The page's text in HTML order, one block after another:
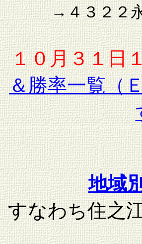
→４３２２
１０月３１日
＆勝率一覧（
地域
すなわち住之